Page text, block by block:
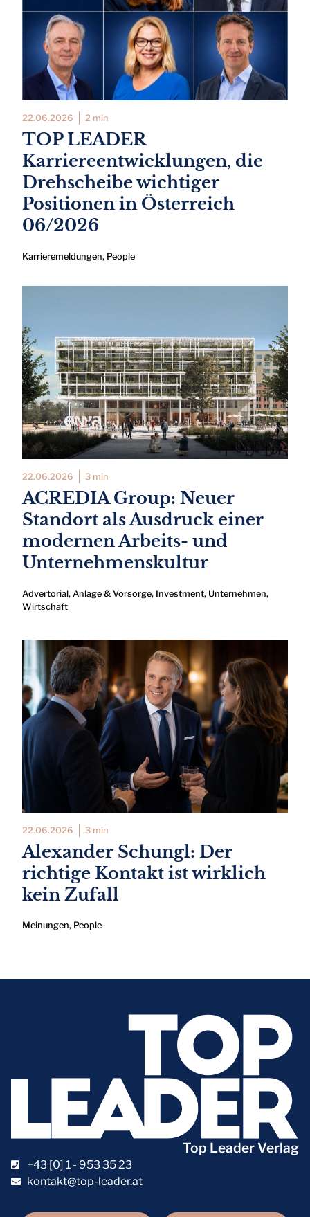
22.06.2026 2 min
TOP LEADER
Karriereentwicklungen, die
Drehscheibe wichtiger
Positionen in Österreich
06/2026
Karrieremeldungen, People
22.06.2026 3 min
ACREDIA Group: Neuer
Standort als Ausdruck einer
modernen Arbeits- und
Unternehmenskultur
Advertorial, Anlage & Vorsorge, Investment, Unternehmen,
Wirtschaft
22.06.2026 3 min
Alexander Schungl: Der
richtige Kontakt ist wirklich
kein Zufall
Meinungen, People
Top Leader Verlag
+43 [0] 1 - 953 35 23
kontakt@top-leader.at